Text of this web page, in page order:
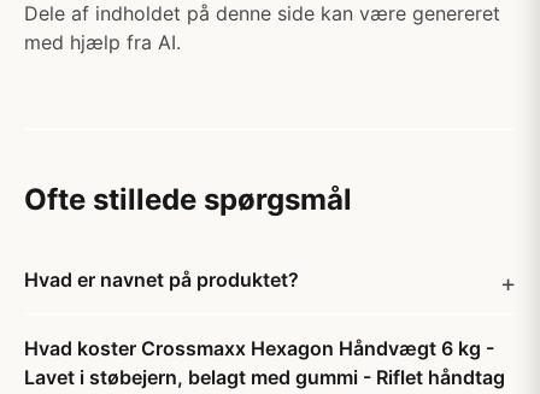
Dele af indholdet på denne side kan være genereret
med hjælp fra AI.
Ofte stillede spørgsmål
Hvad er navnet på produktet?
Hvad koster Crossmaxx Hexagon Håndvægt 6 kg -
Lavet i støbejern, belagt med gummi - Riflet håndtag